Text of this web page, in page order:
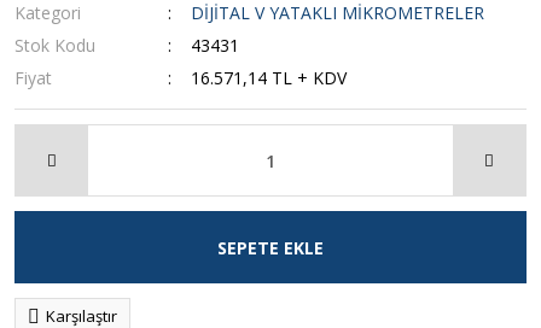
Kategori
DİJİTAL V YATAKLI MİKROMETRELER
Stok Kodu
43431
Fiyat
16.571,14 TL + KDV
SEPETE EKLE
Karşılaştır